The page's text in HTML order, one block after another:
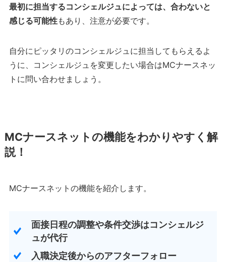
最初に担当するコンシェルジュによっては、合わないと
感じる可能性もあり、注意が必要です。
自分にピッタリのコンシェルジュに担当してもらえるよ
うに、コンシェルジュを変更したい場合はMCナースネッ
トに問い合わせましょう。
MCナースネットの機能をわかりやすく解
説！
MCナースネットの機能を紹介します。
面接日程の調整や条件交渉はコンシェルジ
ュが代行
入職決定後からのアフターフォロー